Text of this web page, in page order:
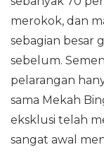
merokok, dan
sebagian besar
sebelum.
pelarangan
sama Mekah
eksklusi telah
sangat awal